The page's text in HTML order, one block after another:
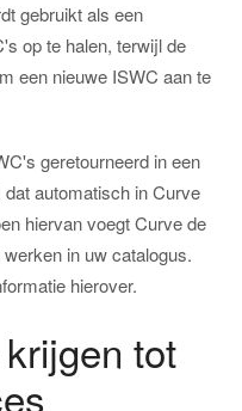
gebruikt als een
op te halen, terwijl de
een nieuwe ISWC aan te
geretourneerd in een
automatisch in Curve
hiervan voegt Curve de
in uw catalogus.
hierover.
tot